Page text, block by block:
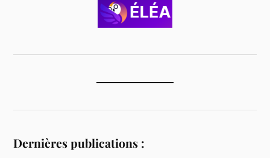
Dernières publications :